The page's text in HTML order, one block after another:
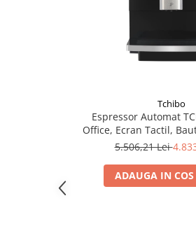
Tchibo
Espressor Automat
Office, Ecran Tactil,
Dispozitiv Spumare
5.506,21 Lei
ADAUGA IN COS